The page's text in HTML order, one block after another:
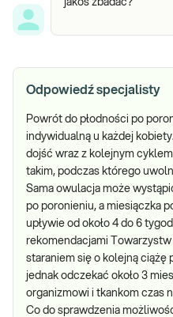
jakoś zbadać?
Odpowiedź specjalisty
Powrót do płodności po
indywidualną u każdej
dojść wraz z kolejnym
takim, podczas którego
Sama owulacja może
po poronieniu, a miesiączka
upływie od około 4 do 6
rekomendacjami
staraniem się o kolejną ciążę
jednak odczekać około 3
organizmowi i tkankom czas
Co do sprawdzenia